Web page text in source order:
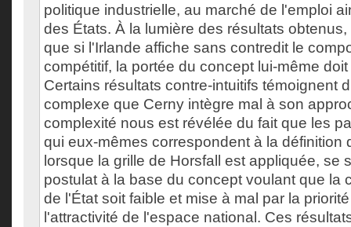
politique industrielle, au marché de l'emploi
des États. À la lumière des résultats
que si l'Irlande affiche sans contredit le
compétitif, la portée du concept lui-même
Certains résultats contre-intuitifs témoignent
complexe que Cerny intègre mal à son
complexité nous est révélée du fait que les
qui eux-mêmes correspondent à la définition
lorsque la grille de Horsfall est appliquée, se
postulat à la base du concept voulant que la
de l'État soit faible et mise à mal par la
l'attractivité de l'espace national. Ces